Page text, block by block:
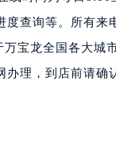
提前预约）
1205室（需提前预
9层907室（需提
层1104室（需提
座22层08室（需提
查询等。所有来
宝龙全国各大城
理，到店前请确